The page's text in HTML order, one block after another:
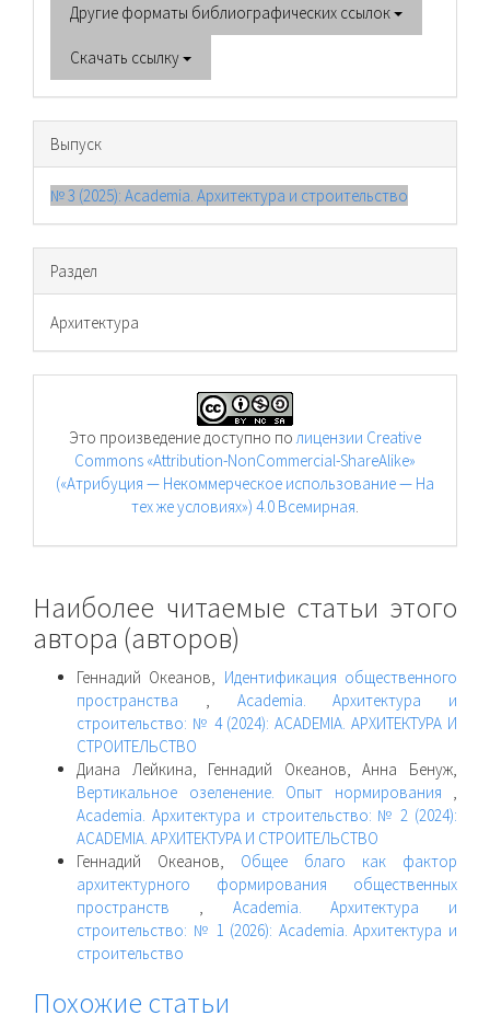
Другие форматы библиографических ссылок
Скачать ссылку
Выпуск
№ 3 (2025): Academia. Архитектура и строительство
Раздел
Архитектура
Это произведение доступно полицензии Creative
Commons «Attribution-NonCommercial-ShareAlike»
(«Атрибуция — Некоммерческое использование — На
тех же условиях») 4.0 Всемирная.
Наиболее читаемые статьи этого
автора (авторов)
Геннадий Океанов, Идентификация общественного
пространства , Academia. Архитектура и
строительство: № 4 (2024): ACADEMIA. АРХИТЕКТУРА И
СТРОИТЕЛЬСТВО
Диана Лейкина, Геннадий Океанов, Анна Бенуж,
Вертикальное озеленение. Опыт нормирования ,
Academia. Архитектура и строительство: № 2 (2024):
ACADEMIA. АРХИТЕКТУРА И СТРОИТЕЛЬСТВО
Геннадий Океанов, Общее благо как фактор
архитектурного формирования общественных
пространств , Academia. Архитектура и
строительство: № 1 (2026): Academia. Архитектура и
строительство
Похожие статьи